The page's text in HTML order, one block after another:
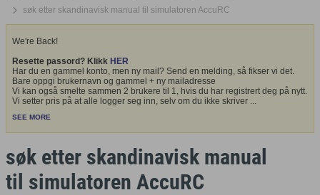
søk etter skandinavisk manual til simulatoren AccuRC
We're Back!
Resette passord? Klikk HER
Har du en gammel konto, men ny mail? Send en melding, så fikser vi det.
Bare oppgi brukernavn og gammel + ny mailadresse
Vi kan også smelte sammen 2 brukere til 1, hvis du har registrert deg på nytt.
Vi setter pris på at alle logger seg inn, selv om du ikke skriver ...
SEE MORE
søk etter skandinavisk manual
til simulatoren AccuRC